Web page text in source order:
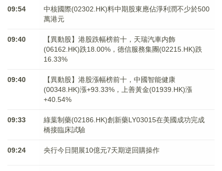
09:54
中核國際(02302.HK)料中期股東應佔淨利潤不少於500
萬港元
09:40
【異動股】港股跌幅榜前十，天瑞汽車内飾
(06162.HK)跌18.00%，德信服務集團(02215.HK)跌
16.33%
09:40
【異動股】港股漲幅榜前十，中國智能健康
(00348.HK)漲+93.33%，上善黃金(01939.HK)漲
+40.54%
09:33
綠葉制藥(02186.HK)創新藥LY03015在美國成功完成
橋接臨床試驗
09:24 央行今日開展10億元7天期逆回購操作